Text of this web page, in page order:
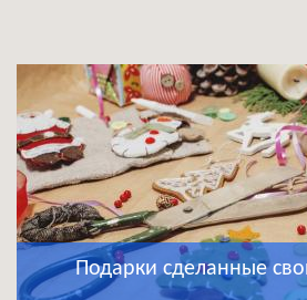
Подарки сделанные